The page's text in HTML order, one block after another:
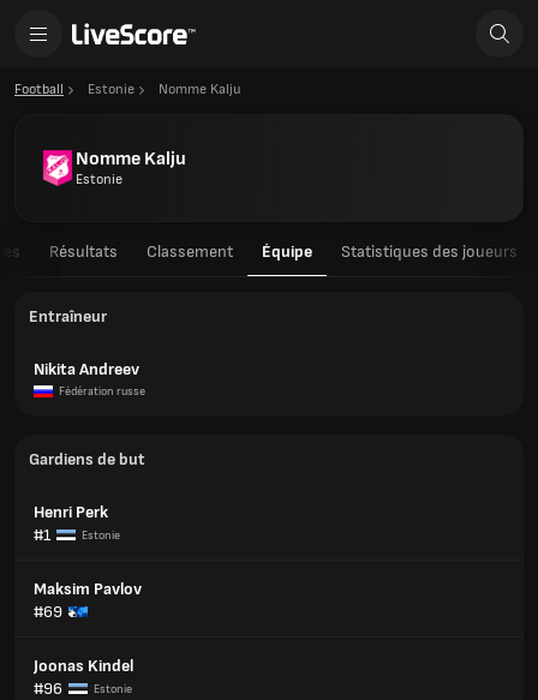
Football Estonie Nomme Kalju
Nomme Kalju
Estonie
Résultats Classement Équipe Statistiques des joueurs
Entraîneur
Nikita Andreev
Fédération russe
Gardiens de but
Henri Perk
#1
Estonie
Maksim Pavlov
#69
Joonas Kindel
#96
Estonie